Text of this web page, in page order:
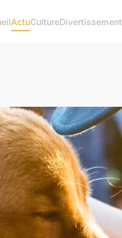
ActuCultureDivertissement